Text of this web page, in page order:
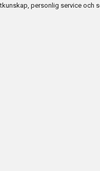
personlig service och